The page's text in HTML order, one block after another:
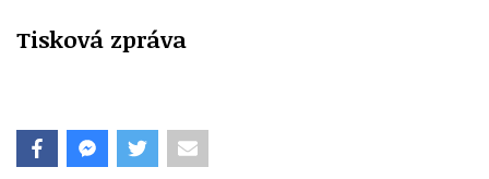
Tisková zpráva